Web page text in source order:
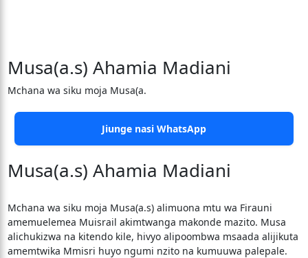
Musa(a.s) Ahamia Madiani
Mchana wa siku moja Musa(a.
Jiunge nasi WhatsApp
Musa(a.s) Ahamia Madiani
Mchana wa siku moja Musa(a.s) alimuona mtu wa Firauni
amemuelemea Muisrail akimtwanga makonde mazito. Musa
alichukizwa na kitendo kile, hivyo alipoombwa msaada alijikuta
amemtwika Mmisri huyo ngumi nzito na kumuuwa palepale.